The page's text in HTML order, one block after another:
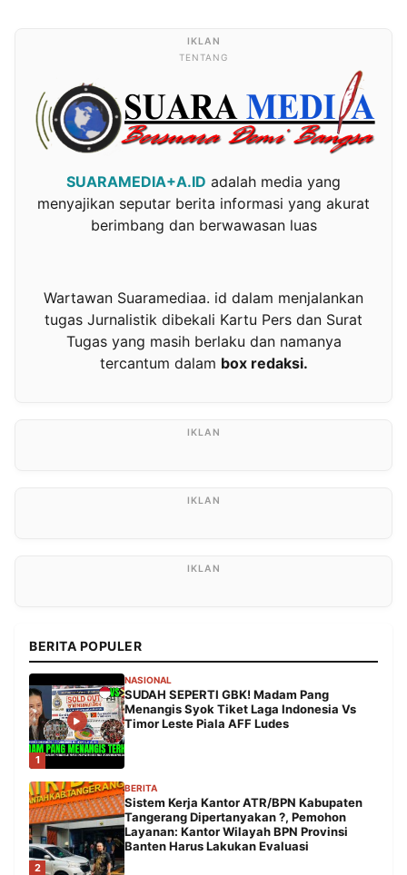
TENTANG
SUARAMEDIA+A.ID adalah media yang
menyajikan seputar berita informasi yang akurat
berimbang dan berwawasan luas
Wartawan Suaramediaa. id dalam menjalankan
tugas Jurnalistik dibekali Kartu Pers dan Surat
Tugas yang masih berlaku dan namanya
tercantum dalam box redaksi.
BERITA POPULER
1
NASIONAL
SUDAH SEPERTI GBK! Madam Pang
Menangis Syok Tiket Laga Indonesia Vs
Timor Leste Piala AFF Ludes
2
BERITA
Sistem Kerja Kantor ATR/BPN Kabupaten
Tangerang Dipertanyakan ?, Pemohon
Layanan: Kantor Wilayah BPN Provinsi
Banten Harus Lakukan Evaluasi